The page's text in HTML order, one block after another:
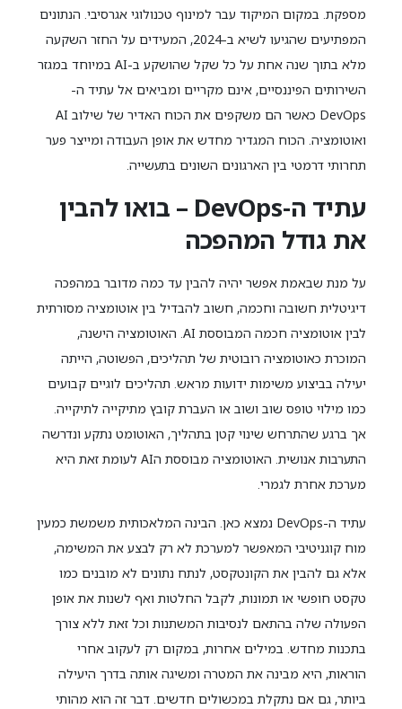
מספקת. במקום המיקוד עבר למינוף טכנולוגי אגרסיבי. הנתונים
המפתיעים שהגיעו לשיא ב-2024, המעידים על החזר השקעה
מלא בתוך שנה אחת על כל שקל שהושקע ב-AI במיוחד במגזר
השירותים הפיננסיים, אינם מקריים ומביאים אל עתיד ה-
DevOps כאשר הם משקפים את הכוח האדיר של שילוב AI
ואוטומציה. הכוח המגדיר מחדש את אופן העבודה ומייצר פער
תחרותי דרמטי בין הארגונים השונים בתעשייה.
עתיד ה-DevOps – בואו להבין
את גודל המהפכה
על מנת שבאמת אפשר יהיה להבין עד כמה מדובר במהפכה
דיגיטלית חשובה וחכמה, חשוב להבדיל בין אוטומציה מסורתית
לבין אוטומציה חכמה המבוססת AI. האוטומציה הישנה,
המוכרת כאוטומציה רובוטית של תהליכים, הפשוטה, הייתה
יעילה בביצוע משימות ידועות מראש. תהליכים לוגיים קבועים
כמו מילוי טופס שוב ושוב או העברת קובץ מתיקייה לתיקייה.
אך ברגע שהתרחש שינוי קטן בתהליך, האוטומט נתקע ונדרשה
התערבות אנושית. האוטומציה מבוססת הAI לעומת זאת היא
מערכת אחרת לגמרי.
עתיד ה-DevOps נמצא כאן. הבינה המלאכותית משמשת כמעין
מוח קוגניטיבי המאפשר למערכת לא רק לבצע את המשימה,
אלא גם להבין את הקונטקסט, לנתח נתונים לא מובנים כמו
טקסט חופשי או תמונות, לקבל החלטות ואף לשנות את אופן
הפעולה שלה בהתאם לנסיבות המשתנות וכל זאת ללא צורך
בתכנות מחדש. במילים אחרות, במקום רק לעקוב אחרי
הוראות, היא מבינה את המטרה ומשיגה אותה בדרך היעילה
ביותר, גם אם נתקלת במכשולים חדשים. דבר זה הוא מהותי